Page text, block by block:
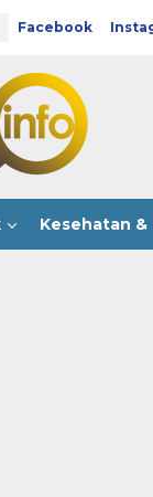
Facebook
Kesehatan &